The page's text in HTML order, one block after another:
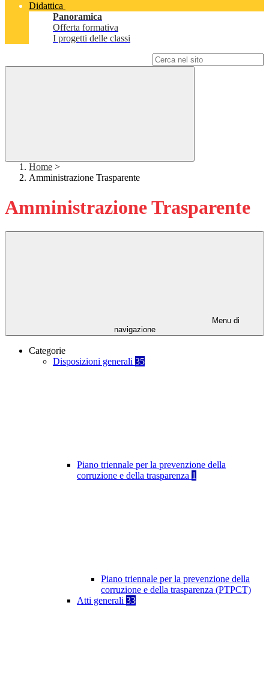
Didattica
Panoramica
Offerta formativa
I progetti delle classi
Home >
Amministrazione Trasparente
Amministrazione Trasparente
Menu di
navigazione
Categorie
Disposizioni generali 35
Piano triennale per la prevenzione della
corruzione e della trasparenza 1
Piano triennale per la prevenzione della
corruzione e della trasparenza (PTPCT)
Atti generali 33